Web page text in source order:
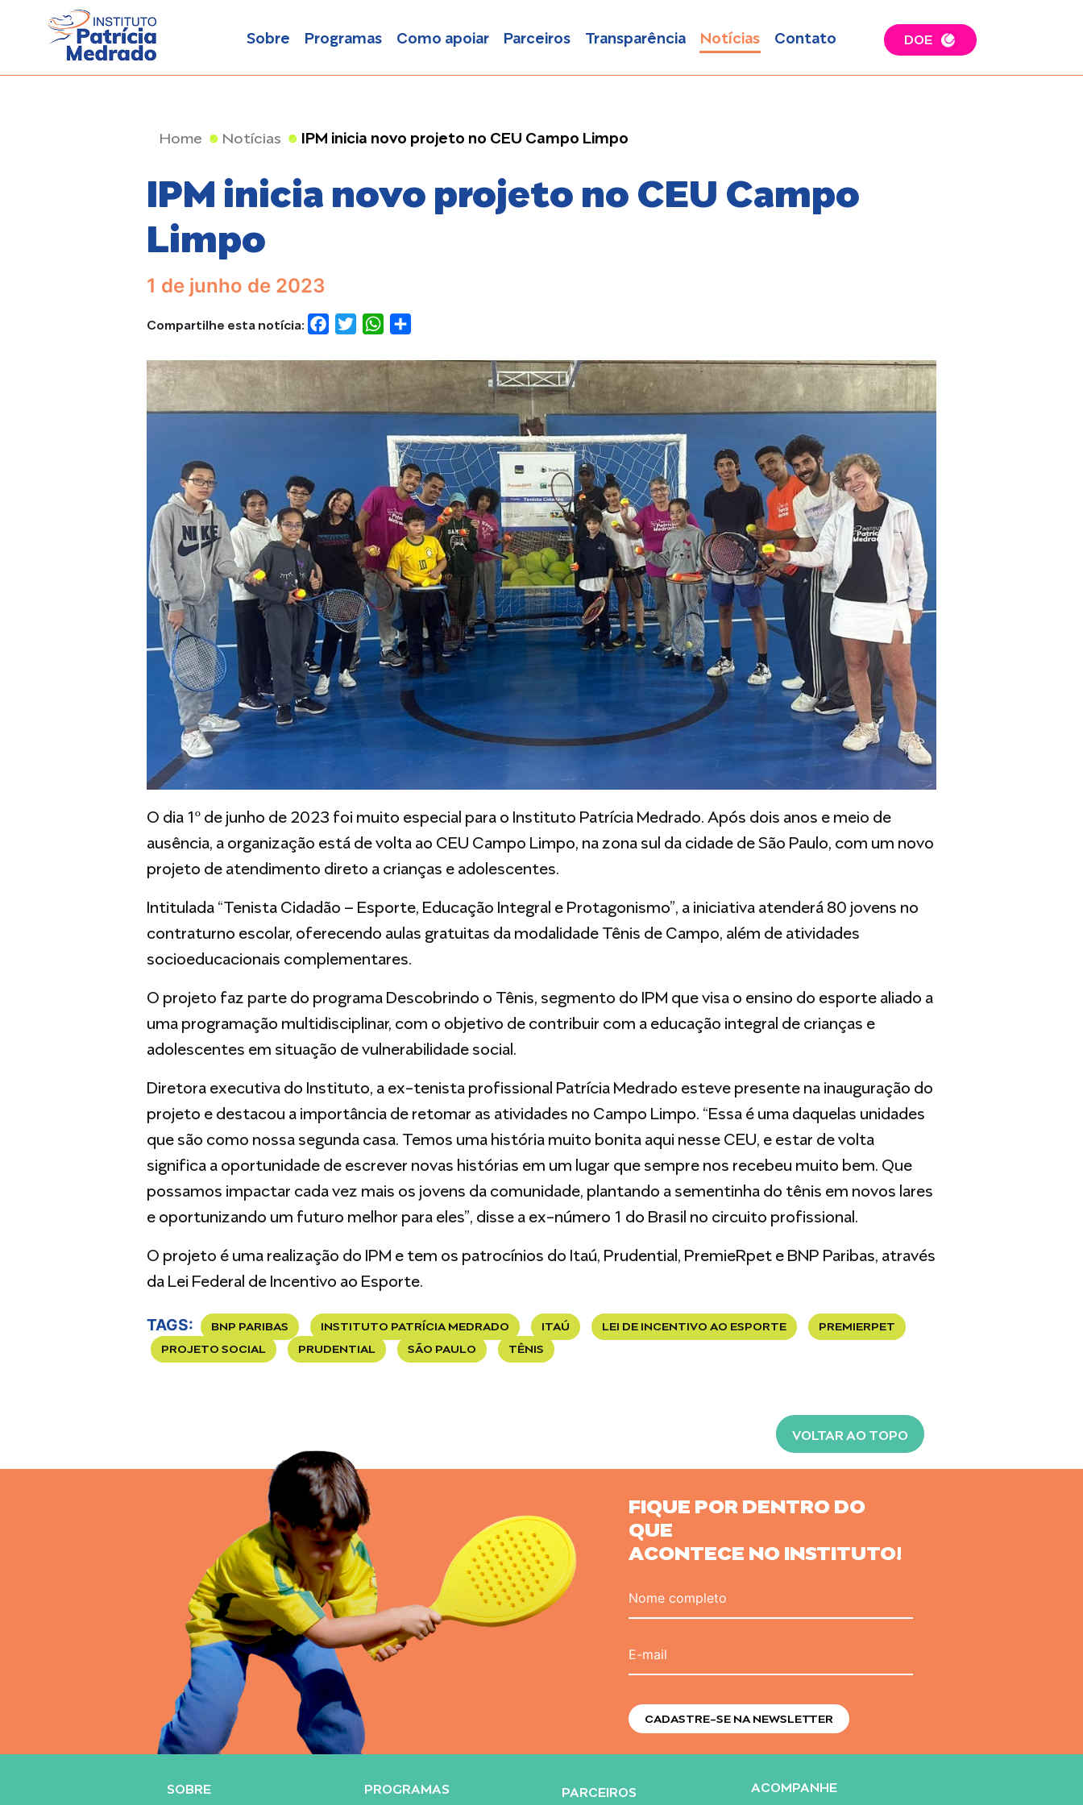
Sobre Programas Como apoiar Parceiros Transparência Notícias Contato DOE
Home Notícias IPM inicia novo projeto no CEU Campo Limpo
IPM inicia novo projeto no CEU Campo
Limpo
1 de junho de 2023
Compartilhe esta notícia: FACEBOOK
TWITTERWHATSAPP
O dia 1º de junho de 2023 foi muito especial para o Instituto Patrícia Medrado. Após dois anos e meio de
ausência, a organização está de volta ao CEU Campo Limpo, na zona sul da cidade de São Paulo, com um novo
projeto de atendimento direto a crianças e adolescentes.
Intitulada “Tenista Cidadão – Esporte, Educação Integral e Protagonismo”, a iniciativa atenderá 80 jovens no
contraturno escolar, oferecendo aulas gratuitas da modalidade Tênis de Campo, além de atividades
socioeducacionais complementares.
O projeto faz parte do programa Descobrindo o Tênis, segmento do IPM que visa o ensino do esporte aliado a
uma programação multidisciplinar, com o objetivo de contribuir com a educação integral de crianças e
adolescentes em situação de vulnerabilidade social.
Diretora executiva do Instituto, a ex-tenista profissional Patrícia Medrado esteve presente na inauguração do
projeto e destacou a importância de retomar as atividades no Campo Limpo. “Essa é uma daquelas unidades
que são como nossa segunda casa. Temos uma história muito bonita aqui nesse CEU, e estar de volta
significa a oportunidade de escrever novas histórias em um lugar que sempre nos recebeu muito bem. Que
possamos impactar cada vez mais os jovens da comunidade, plantando a sementinha do tênis em novos lares
e oportunizando um futuro melhor para eles”, disse a ex-número 1 do Brasil no circuito profissional.
O projeto é uma realização do IPM e tem os patrocínios do Itaú, Prudential, PremieRpet e BNP Paribas, através
da Lei Federal de Incentivo ao Esporte.
TAGS: BNP PARIBAS INSTITUTO PATRÍCIA MEDRADO ITAÚ LEI DE INCENTIVO AO ESPORTE
PREMIERPET
PROJETO SOCIAL
PRUDENTIAL SÃO PAULO TÊNIS
VOLTAR AO TOPO
FIQUE POR DENTRO DO
QUE
ACONTECE NO INSTITUTO!
Nome completo
E-mail
SOBRE
PROGRAMAS
PARCEIROS ACOMPANHE